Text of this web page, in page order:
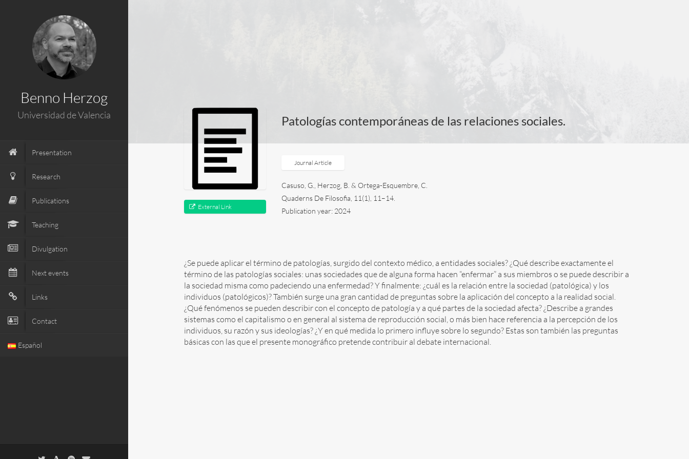
Benno Herzog
Universidad de Valencia
Presentation
Research
Publications
Teaching
Divulgation
Next events
Links
Contact
Español
Patologías contemporáneas de las relaciones sociales.
External Link
Journal Article
Casuso, G., Herzog, B. & Ortega-Esquembre, C.
Quaderns De Filosofia, 11(1), 11–14.
Publication year: 2024
¿Se puede aplicar el término de patologías, surgido del contexto médico, a entidades sociales? ¿Qué describe exactamente el
término de las patologías sociales: unas sociedades que de alguna forma hacen “enfermar” a sus miembros o se puede describir a
la sociedad misma como padeciendo una enfermedad? Y finalmente: ¿cuál es la relación entre la sociedad (patológica) y los
individuos (patológicos)? También surge una gran cantidad de preguntas sobre la aplicación del concepto a la realidad social.
¿Qué fenómenos se pueden describir con el concepto de patología y a qué partes de la sociedad afecta? ¿Describe a grandes
sistemas como el capitalismo o en general al sistema de reproducción social, o más bien hace referencia a la percepción de los
individuos, su razón y sus ideologías? ¿Y en qué medida lo primero influye sobre lo segundo? Estas son también las preguntas
básicas con las que el presente monográfico pretende contribuir al debate internacional.